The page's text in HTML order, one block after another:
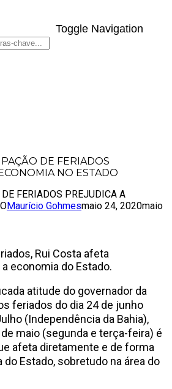
Toggle Navigation
DE FERIADOS
NO ESTADO
FERIADOS PREJUDICA A
Maurício Gohmesmaio 24, 2020maio
Rui Costa afeta
economia do Estado.
atitude do governador da
feriados do dia 24 de junho
(Independência da Bahia),
maio (segunda e terça-feira) é
afeta diretamente e de forma
do Estado, sobretudo na área do